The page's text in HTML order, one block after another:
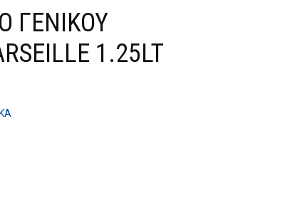
ΓΕΝΙΚΟΥ
1.25LT